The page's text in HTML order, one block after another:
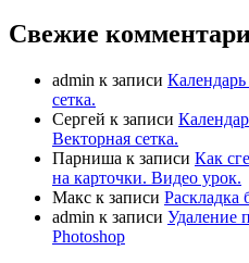
Свежие
admin к записи
сетка.
Сергей к записи
Векторная сетка.
Парниша к записи Как
на карточки. Видео урок.
Макс к записи
admin к записи Удаление
Photoshop